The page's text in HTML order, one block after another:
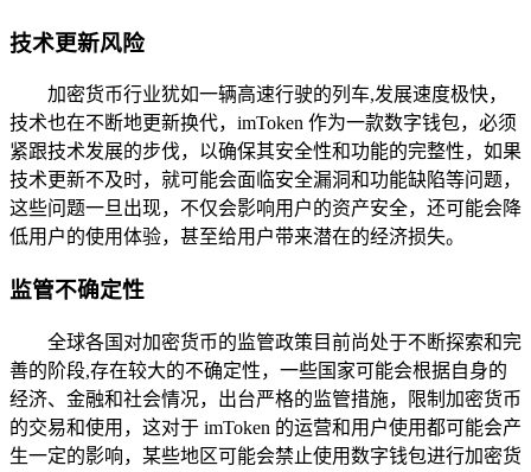
技术更新风险
加密货币行业犹如一辆高速行驶的列车,发展速度极快，
技术也在不断地更新换代，imToken 作为一款数字钱包，必须
紧跟技术发展的步伐，以确保其安全性和功能的完整性，如果
技术更新不及时，就可能会面临安全漏洞和功能缺陷等问题，
这些问题一旦出现，不仅会影响用户的资产安全，还可能会降
低用户的使用体验，甚至给用户带来潜在的经济损失。
监管不确定性
全球各国对加密货币的监管政策目前尚处于不断探索和完
善的阶段,存在较大的不确定性，一些国家可能会根据自身的
经济、金融和社会情况，出台严格的监管措施，限制加密货币
的交易和使用，这对于 imToken 的运营和用户使用都可能会产
生一定的影响，某些地区可能会禁止使用数字钱包进行加密货